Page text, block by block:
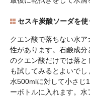
セスキ炭酸ソーダを使
クエン酸で落ちない水
性があります。石鹸成
のクエン酸だけでは落
も試してみるとよいでし
水500mlに対して小さじ
ーボトルに入れます。